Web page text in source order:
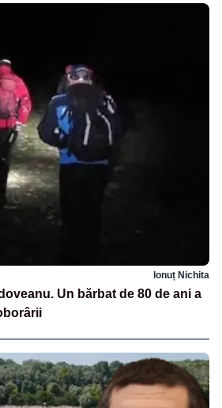
Ionuț Nichita
Un bărbat de 80 de ani a